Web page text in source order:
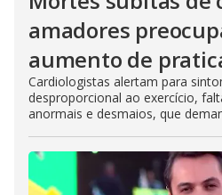
amadores
aumento de
Cardiologistas alertam para
desproporcional ao exercício,
anormais e desmaios, que